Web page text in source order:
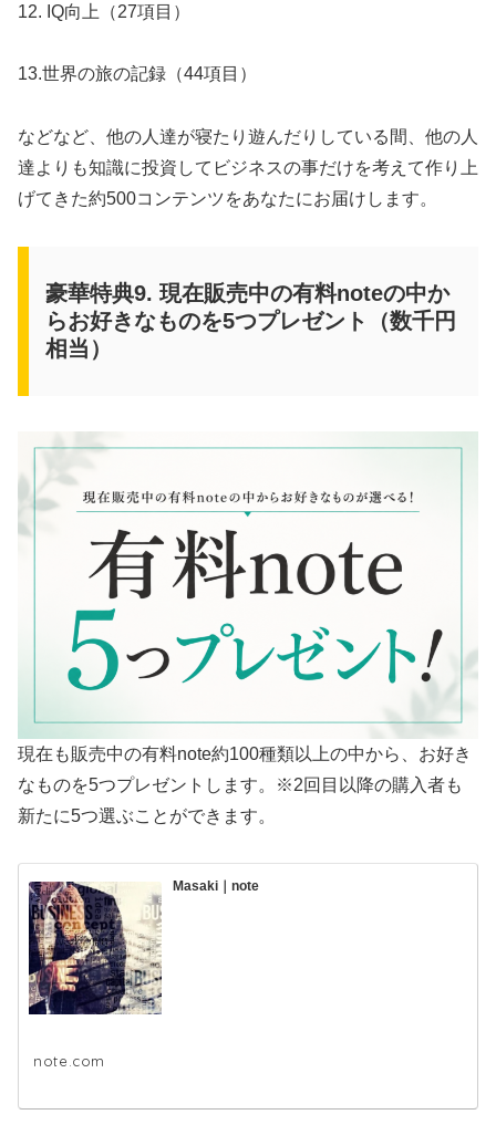
12. IQ向上（27項目）
13.世界の旅の記録（44項目）
などなど、他の人達が寝たり遊んだりしている間、他の人
達よりも知識に投資してビジネスの事だけを考えて作り上
げてきた約500コンテンツをあなたにお届けします。
豪華特典9. 現在販売中の有料noteの中か
らお好きなものを5つプレゼント（数千円
相当）
現在も販売中の有料note約100種類以上の中から、お好き
なものを5つプレゼントします。※2回目以降の購入者も
新たに5つ選ぶことができます。
Masaki｜note
note.com